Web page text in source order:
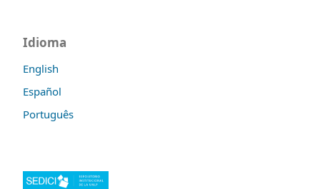
Idioma
English
Español
Português